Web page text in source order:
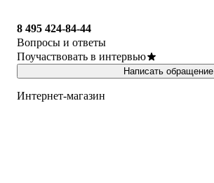
8 495 424-84-44
Вопросы и ответы
Поучаствовать в интервью
Написать обращение
Интернет-магазин